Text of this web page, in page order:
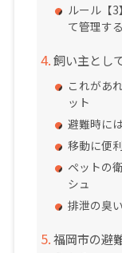
ルール【
て管理する
飼い主とし
これがあ
ット
避難時に
移動に便
ペットの
シュ
排泄の臭
福岡市の避